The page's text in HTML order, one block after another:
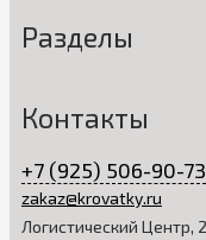
безопасных,
надежная фурнитура
производителя. В
комодов
Чтобы
выбрать идеально
Разделы
Контакты
+7 (925) 506-90-73
zakaz@krovatky.ru
Логистический Центр,